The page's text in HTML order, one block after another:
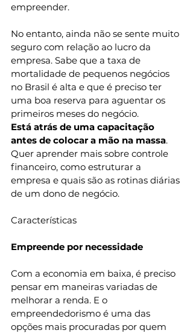
empreender.
No entanto, ainda não se sente muito
seguro com relação ao lucro da
empresa. Sabe que a taxa de
mortalidade de pequenos negócios
no Brasil é alta e que é preciso ter
uma boa reserva para aguentar os
primeiros meses do negócio.
Está atrás de uma capacitação
antes de colocar a mão na massa.
Quer aprender mais sobre controle
financeiro, como estruturar a
empresa e quais são as rotinas diárias
de um dono de negócio.
Características
Empreende por necessidade
Com a economia em baixa, é preciso
pensar em maneiras variadas de
melhorar a renda. E o
empreendedorismo é uma das
opções mais procuradas por quem